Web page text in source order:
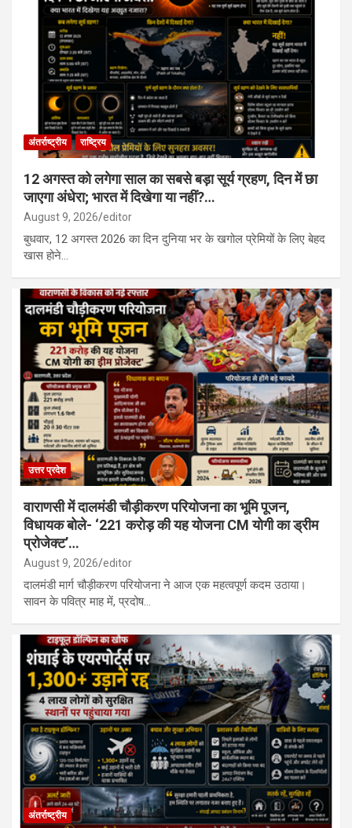
अंतर्राष्ट्रीय राष्ट्रिय
12 अगस्त को लगेगा साल का सबसे बड़ा सूर्य ग्रहण, दिन में छा
जाएगा अंधेरा; भारत में दिखेगा या नहीं?…
August 9, 2026 editor
बुधवार, 12 अगस्त 2026 का दिन दुनिया भर के खगोल प्रेमियों के लिए बेहद
खास होने…
उत्तर प्रदेश
वाराणसी में दालमंडी चौड़ीकरण परियोजना का भूमि पूजन,
विधायक बोले- ‘221 करोड़ की यह योजना CM योगी का ड्रीम
प्रोजेक्ट’…
August 9, 2026 editor
दालमंडी मार्ग चौड़ीकरण परियोजना ने आज एक महत्वपूर्ण कदम उठाया।
सावन के पवित्र माह में, प्रदोष…
अंतर्राष्ट्रीय